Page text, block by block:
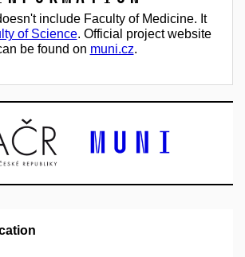
include Faculty of Medicine. It
of Science. Official project website
be found on muni.cz.